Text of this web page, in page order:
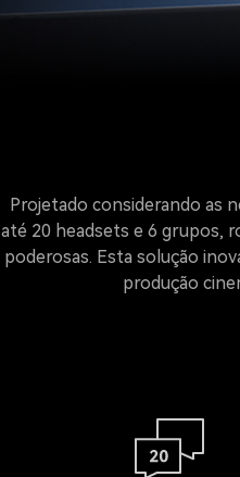
Projetado considerando as
até 20 headsets e 6 grupos,
poderosas. Esta solução
produção